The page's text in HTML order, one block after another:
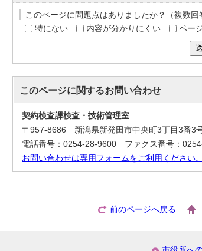
このページに問題点はありましたか？（複数回
特にない
内容が分かりにくい ペー
このページに関するお問い合わせ
契約検査課検査・技術管理室
〒957-8686 新潟県新発田市中央町3丁目3番3
電話番号：0254-28-9600 ファクス番号：
お問い合わせは専用フォームをご利用ください。
前のページへ戻る